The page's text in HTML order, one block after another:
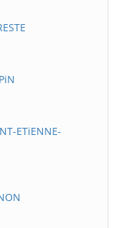
ETiENNE-